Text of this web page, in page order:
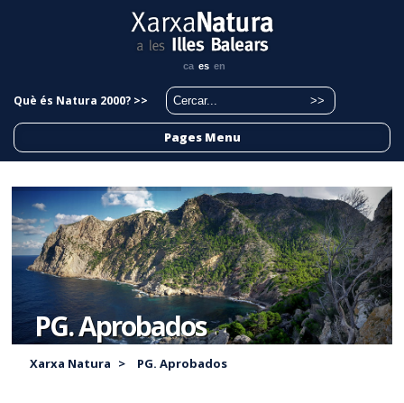
ca es en
Què és Natura 2000? >>
Pages Menu
PG. Aprobados
Xarxa Natura > PG. Aprobados